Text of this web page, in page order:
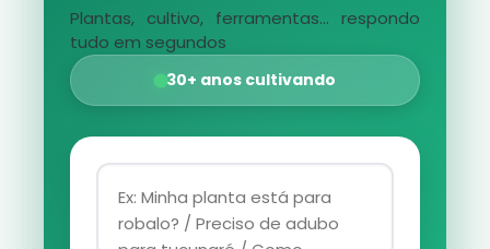
Plantas, cultivo, ferramentas... respondo
tudo em segundos
30+ anos cultivando